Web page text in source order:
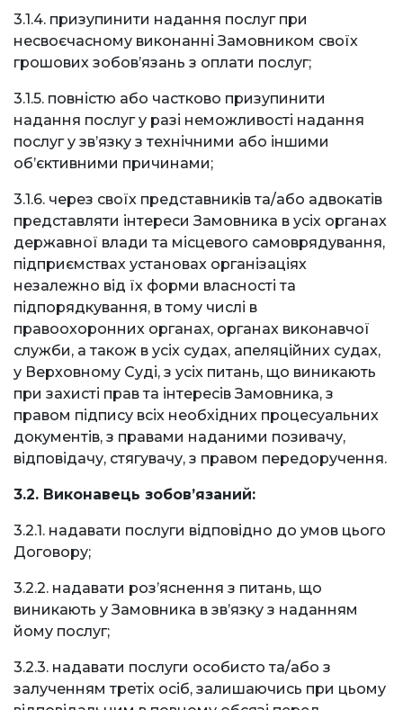
3.1.4. призупинити надання послуг при
несвоєчасному виконанні Замовником своїх
грошових зобов’язань з оплати послуг;
3.1.5. повністю або частково призупинити
надання послуг у разі неможливості надання
послуг у зв’язку з технічними або іншими
об’єктивними причинами;
3.1.6. через своїх представників та/або адвокатів
представляти інтереси Замовника в усіх органах
державної влади та місцевого самоврядування,
підприємствах установах організаціях
незалежно від їх форми власності та
підпорядкування, в тому числі в
правоохоронних органах, органах виконавчої
служби, а також в усіх судах, апеляційних судах,
у Верховному Суді, з усіх питань, що виникають
при захисті прав та інтересів Замовника, з
правом підпису всіх необхідних процесуальних
документів, з правами наданими позивачу,
відповідачу, стягувачу, з правом передоручення.
3.2. Виконавець зобов’язаний:
3.2.1. надавати послуги відповідно до умов цього
Договору;
3.2.2. надавати роз’яснення з питань, що
виникають у Замовника в зв’язку з наданням
йому послуг;
3.2.3. надавати послуги особисто та/або з
залученням третіх осіб, залишаючись при цьому